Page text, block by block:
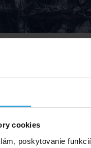
cookies
poskytovanie
utorok u vás
EUR